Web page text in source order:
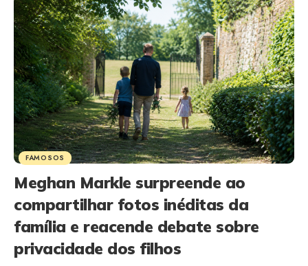
FAMOSOS
Meghan Markle surpreende ao
compartilhar fotos inéditas da
família e reacende debate sobre
privacidade dos filhos